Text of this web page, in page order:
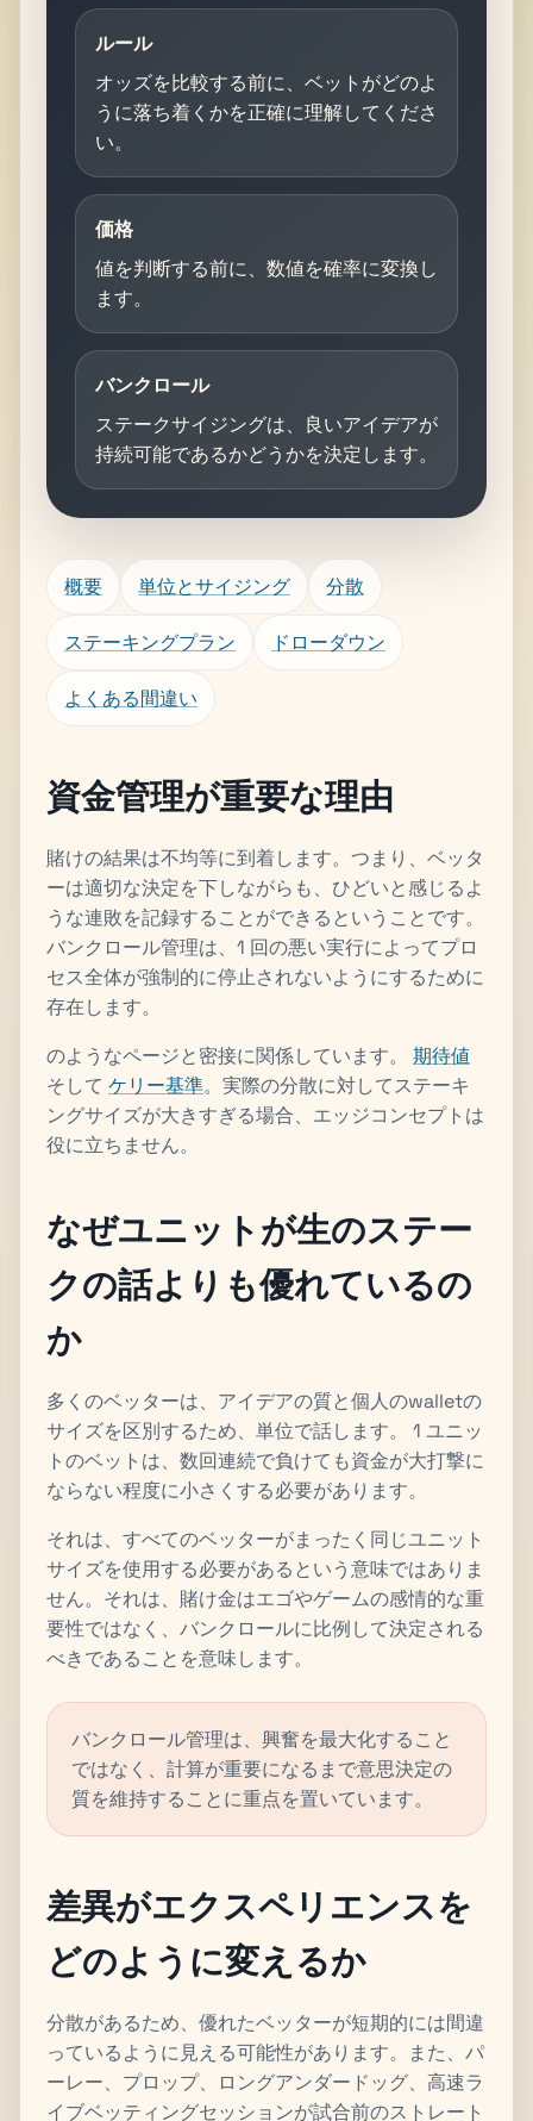
ルール
オッズを比較する前に、ベットがどのよ
うに落ち着くかを正確に理解してくださ
い。
価格
値を判断する前に、数値を確率に変換し
ます。
バンクロール
ステークサイジングは、良いアイデアが
持続可能であるかどうかを決定します。
概要 単位とサイジング 分散
ステーキングプラン ドローダウン
よくある間違い
資金管理が重要な理由
賭けの結果は不均等に到着します。つまり、ベッタ
ーは適切な決定を下しながらも、ひどいと感じるよ
うな連敗を記録することができるということです。
バンクロール管理は、1 回の悪い実行によってプロ
セス全体が強制的に停止されないようにするために
存在します。
のようなページと密接に関係しています。 期待値
そして ケリー基準。実際の分散に対してステーキ
ングサイズが大きすぎる場合、エッジコンセプトは
役に立ちません。
なぜユニットが生のステー
クの話よりも優れているの
か
多くのベッターは、アイデアの質と個人のwalletの
サイズを区別するため、単位で話します。 1 ユニッ
トのベットは、数回連続で負けても資金が大打撃に
ならない程度に小さくする必要があります。
それは、すべてのベッターがまったく同じユニット
サイズを使用する必要があるという意味ではありま
せん。それは、賭け金はエゴやゲームの感情的な重
要性ではなく、バンクロールに比例して決定される
べきであることを意味します。
バンクロール管理は、興奮を最大化すること
ではなく、計算が重要になるまで意思決定の
質を維持することに重点を置いています。
差異がエクスペリエンスを
どのように変えるか
分散があるため、優れたベッターが短期的には間違
っているように見える可能性があります。また、パ
ーレー、プロップ、ロングアンダードッグ、高速ラ
イブベッティングセッションが試合前のストレート